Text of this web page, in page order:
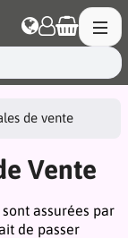
de vente
Vente
assurées par
de passer